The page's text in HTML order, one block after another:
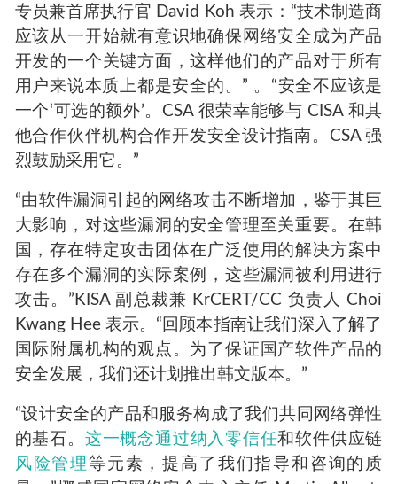
专员兼首席执行官 David Koh 表示：“技术制造商
应该从一开始就有意识地确保网络安全成为产品
开发的一个关键方面，这样他们的产品对于所有
用户来说本质上都是安全的。” 。“安全不应该是
一个‘可选的额外’。CSA 很荣幸能够与 CISA 和其
他合作伙伴机构合作开发安全设计指南。CSA 强
烈鼓励采用它。”
“由软件漏洞引起的网络攻击不断增加，鉴于其巨
大影响，对这些漏洞的安全管理至关重要。在韩
国，存在特定攻击团体在广泛使用的解决方案中
存在多个漏洞的实际案例，这些漏洞被利用进行
攻击。”KISA 副总裁兼 KrCERT/CC 负责人 Choi
Kwang Hee 表示。“回顾本指南让我们深入了解了
国际附属机构的观点。为了保证国产软件产品的
安全发展，我们还计划推出韩文版本。”
“设计安全的产品和服务构成了我们共同网络弹性
的基石。 这一概念通过纳入零信任和软件供应链
风险管理等元素，提高了我们指导和咨询的质